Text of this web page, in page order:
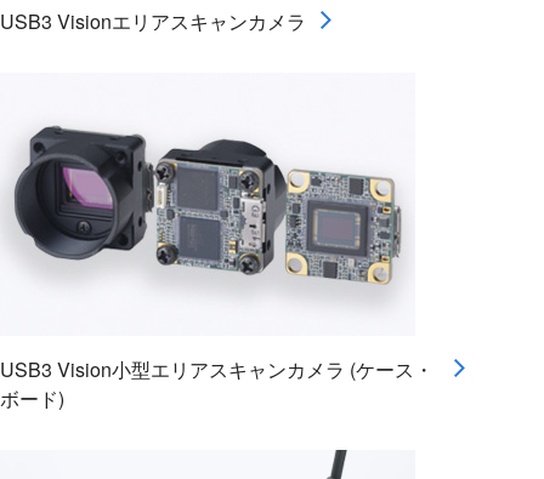
USB3 Visionエリアスキャンカメラ
USB3 Vision小型エリアスキャンカメラ (ケース・
ボード)